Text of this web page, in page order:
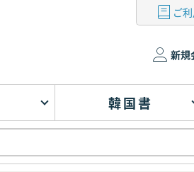
ご
新規
韓国書